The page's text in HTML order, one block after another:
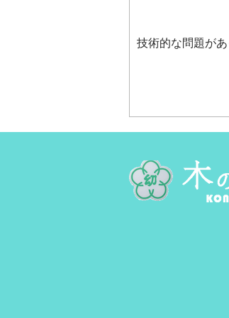
でした。 春の
香林坊で待ち合わ
ったままの乗
に頼もしさを感じた
ス停で降りた
っててくれた
技術的な問題が